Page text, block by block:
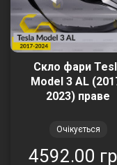
Скло фари
Model 3 AL
2023) праве
Очікується
4592.00